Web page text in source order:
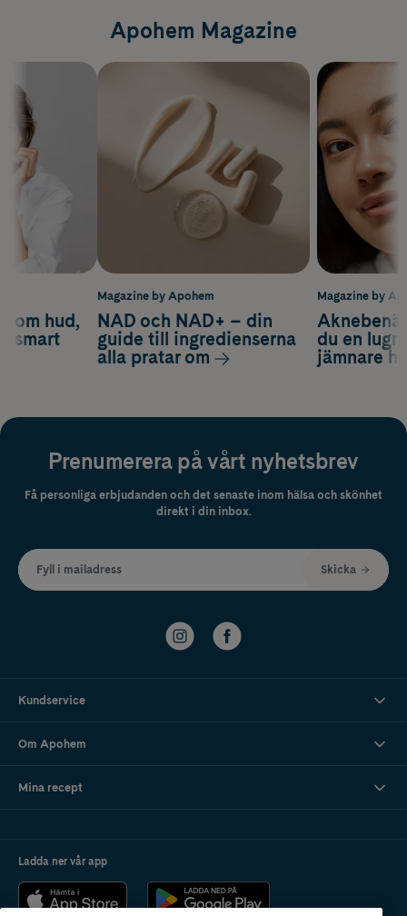
Apohem Magazine
Magazine by
du en
jämnare
om hud,
smart
Magazine by Apohem
NAD och NAD+ – din
guide till ingredienserna
alla pratar om
Prenumerera på vårt nyhetsbrev
Få personliga erbjudanden och det senaste inom hälsa och skönhet
direkt i din inbox.
Fyll i mailadress Skicka
Kundservice
Om Apohem
Mina recept
Ladda ner vår app